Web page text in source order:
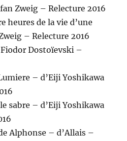
Zweig – Relecture 2016
heures de la vie d’une
– Relecture 2016
Dostoïevski –
– d’Eiji Yoshikawa
sabre – d’Eiji Yoshikawa
Alphonse – d’Allais –